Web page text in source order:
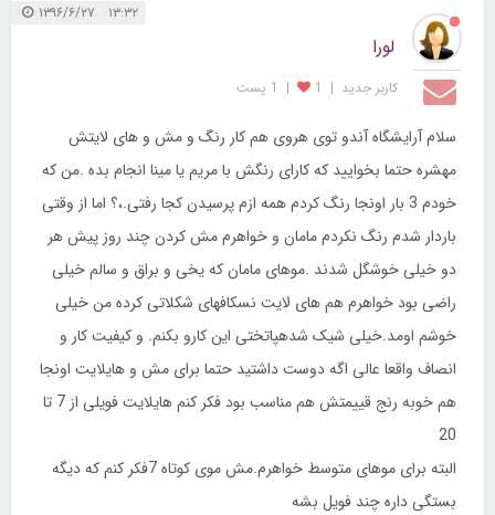
۱۳:۳۲ ۱۳۹۶/۶/۲۷
لورا
کاربر جديد |
1
| 1 پست
سلام آرایشگاه آندو توی هروی هم کار رنگ و مش و های لایتش
مهشره حتما بخوایید که کارای رنگش با مریم یا مینا انجام بده .من که
خودم 3 بار اونجا رنگ کردم همه ازم پرسیدن کجا رفتی.،؟ اما از وقتی
باردار شدم رنگ نکردم مامان و خواهرم مش کردن چند روز پیش هر
دو خیلی خوشگل شدند .موهای مامان که یخی و براق و سالم خیلی
راضی بود خواهرم هم های لایت نسکافهای شکلاتی کرده من خیلی
خوشم اومد.خیلی شیک شدهپاتختی این کارو بکنم. و کیفیت کار و
انصاف واقعا عالی اگه دوست داشتید حتما برای مش و هایلایت اونجا
هم خوبه رنج قییمتش هم مناسب بود فکر کنم هایلایت فویلی از 7 تا
20
البته برای موهای متوسط خواهرم.مش موی کوتاه 7فکر کنم که دیگه
بستگی داره چند فویل بشه